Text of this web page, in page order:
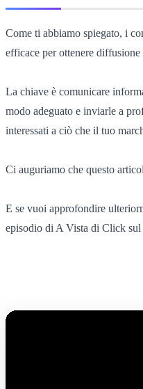
Come ti abbiamo spiegato, i
efficace per ottenere
La chiave è comunicare
modo adeguato e inviarle a
interessati a ciò che il tuo
Ci auguriamo che questo
E se vuoi approfondire
episodio di A Vista di Click sul